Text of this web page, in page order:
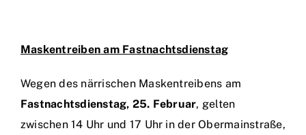
Maskentreiben am Fastnachtsdienstag
Wegen des närrischen Maskentreibens am
Fastnachtsdienstag, 25. Februar, gelten
zwischen 14 Uhr und 17 Uhr in der Obermainstraße,